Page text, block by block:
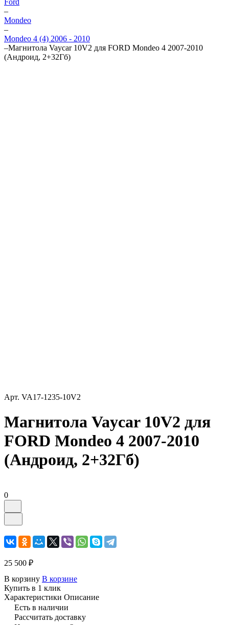
Ford
–
Mondeo
–
Mondeo 4 (4) 2006 - 2010
–Магнитола Vaycar 10V2 для FORD Mondeo 4 2007-2010
(Андроид, 2+32Гб)
Арт. VA17-1235-10V2
Магнитола Vaycar 10V2 для
FORD Mondeo 4 2007-2010
(Андроид, 2+32Гб)
0
25 500 ₽
В корзину В корзине
Купить в 1 клик
Характеристики Описание
Есть в наличии
Рассчитать доставку